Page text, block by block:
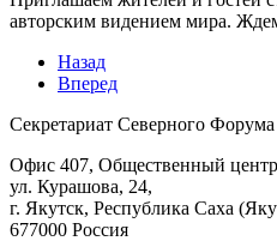
авторским видением мира.
Назад
Вперед
Секретариат Северного Форума
Офис 407, Общественный
ул. Курашова, 24,
г. Якутск, Республика Саха
677000 Россия